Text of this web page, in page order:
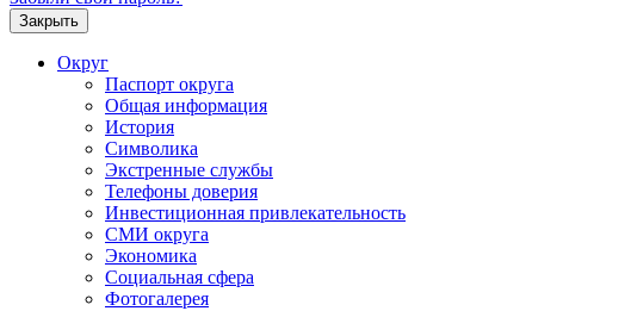
Закрыть
Округ
Паспорт округа
Общая информация
История
Символика
Экстренные службы
Телефоны доверия
Инвестиционная привлекательность
СМИ округа
Экономика
Социальная сфера
Фотогалерея